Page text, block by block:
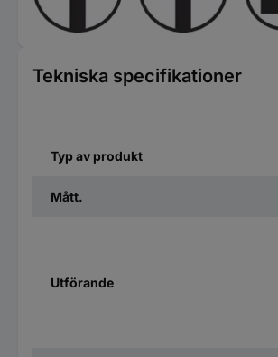
Tekniska specifikationer
Typ av produkt
Mått.
Utförande